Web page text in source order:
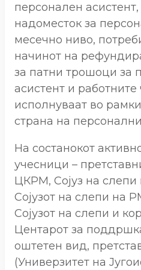
персонален
надоместок за
месечно ниво,
начинот на
за патни трошоци за
асистент и работните
исполнуваат во
страна на
На состанокот
учесници –
ЦКРМ, Сојуз на
Сојузот на слепи на
Сојузот на слепи и
Центарот за
оштетен вид,
(Универзитет на